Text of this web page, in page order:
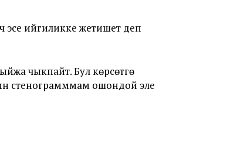
эсе ийгиликке жетишет деп
чыкпайт. Бул көрсөтүүгө
стенограмммам ошондой эле